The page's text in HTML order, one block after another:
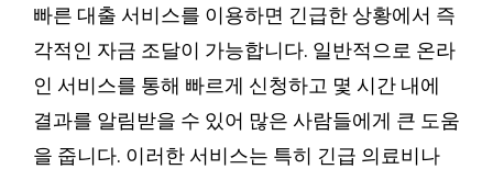
빠른 대출 서비스를 이용하면 긴급한 상황에서 즉
각적인 자금 조달이 가능합니다. 일반적으로 온라
인 서비스를 통해 빠르게 신청하고 몇 시간 내에
결과를 알림받을 수 있어 많은 사람들에게 큰 도움
을 줍니다. 이러한 서비스는 특히 긴급 의료비나